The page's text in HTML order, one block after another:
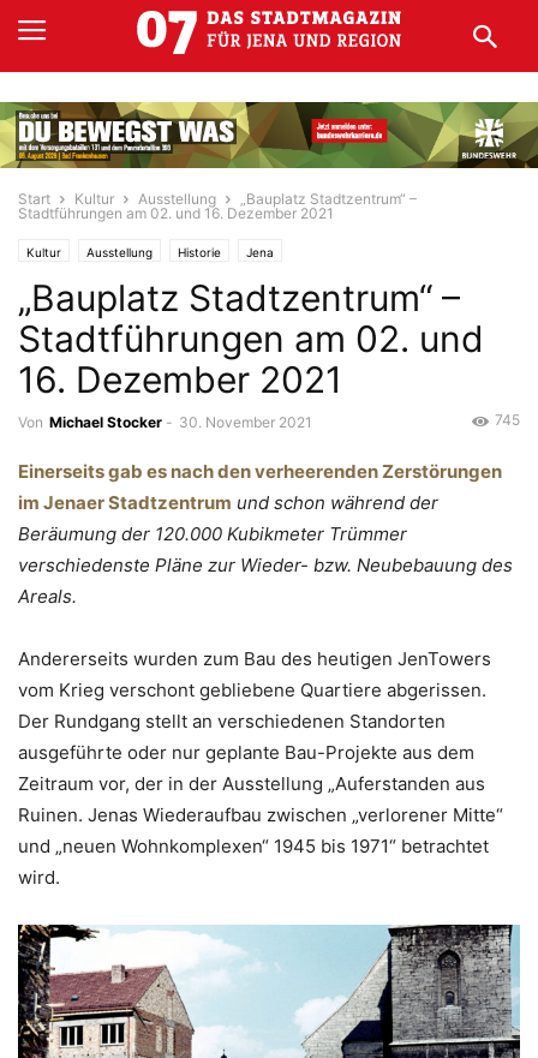
Start Kultur Ausstellung
„Bauplatz Stadtzentrum“ –
Stadtführungen am 02. und 16. Dezember 2021
Kultur Ausstellung Historie Jena
„Bauplatz Stadtzentrum“ –
Stadtführungen am 02. und
16. Dezember 2021
Von Michael Stocker - 30. November 2021 745
Einerseits gab es nach den verheerenden Zerstörungen
im Jenaer Stadtzentrum und schon während der
Beräumung der 120.000 Kubikmeter Trümmer
verschiedenste Pläne zur Wieder- bzw. Neubebauung des
Areals.
Andererseits wurden zum Bau des heutigen JenTowers
vom Krieg verschont gebliebene Quartiere abgerissen.
Der Rundgang stellt an verschiedenen Standorten
ausgeführte oder nur geplante Bau-Projekte aus dem
Zeitraum vor, der in der Ausstellung „Auferstanden aus
Ruinen. Jenas Wiederaufbau zwischen „verlorener Mitte“
und „neuen Wohnkomplexen“ 1945 bis 1971“ betrachtet
wird.